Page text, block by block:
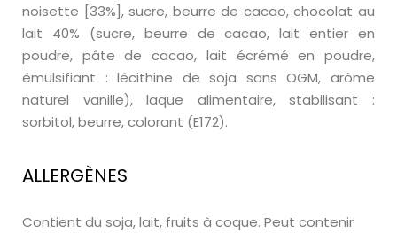
noisette [33%], sucre, beurre de cacao, chocolat au
lait 40% (sucre, beurre de cacao, lait entier en
poudre, pâte de cacao, lait écrémé en poudre,
émulsifiant : lécithine de soja sans OGM, arôme
naturel vanille), laque alimentaire, stabilisant :
sorbitol, beurre, colorant (E172).
ALLERGÈNES
Contient du soja, lait, fruits à coque. Peut contenir